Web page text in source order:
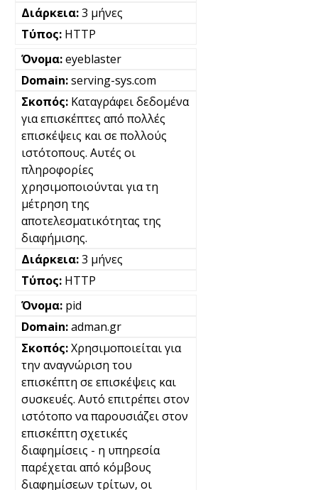
3 μήνες
HTTP
eyeblaster
serving-sys.com
Καταγράφει δεδομένα
για επισκέπτες από πολλές
επισκέψεις και σε πολλούς
ιστότοπους. Αυτές οι
πληροφορίες
χρησιμοποιούνται για τη
μέτρηση της
αποτελεσματικότητας της
διαφήμισης.
3 μήνες
HTTP
pid
adman.gr
Χρησιμοποιείται για
την αναγνώριση του
επισκέπτη σε επισκέψεις και
συσκευές. Αυτό επιτρέπει στον
ιστότοπο να παρουσιάζει στον
επισκέπτη σχετικές
διαφημίσεις - η υπηρεσία
παρέχεται από κόμβους
διαφημίσεων τρίτων, οι